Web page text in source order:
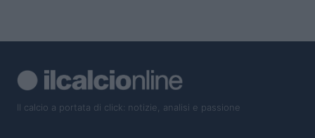
Il calcio a portata di click: notizie, analisi e passione